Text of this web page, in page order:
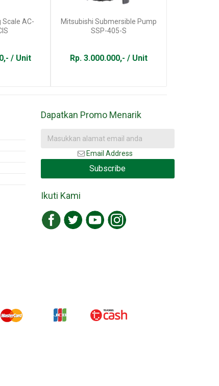
Scale AC-
/ Unit
Mitsubishi Submersible Pump
SSP-405-S
Rp. 3.000.000,- / Unit
Dapatkan Promo Menarik
Email Address
Subscribe
Ikuti Kami